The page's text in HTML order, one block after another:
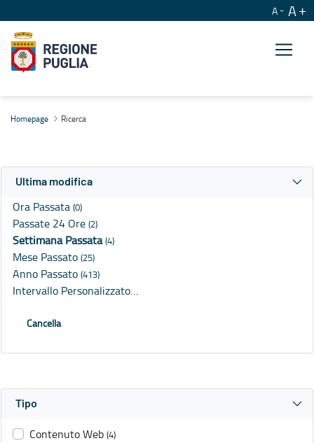
A A
Homepage Ricerca
Ultima modifica
Ora Passata (0)
Passate 24 Ore (2)
Settimana Passata(4)
Mese Passato (25)
Anno Passato (413)
Intervallo Personalizzato…
Cancella
Tipo
Contenuto Web (4)